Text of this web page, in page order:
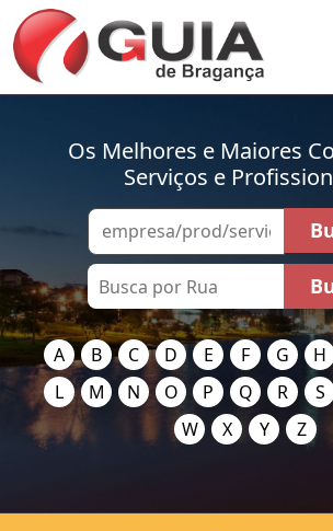
Os Melhores e Maiores
Serviços e
A B C D E F G H
L
M N O P Q R S
W
X Y Z